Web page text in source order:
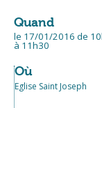
Quand
le 17/01/2016 de
à 11h30
Où
Eglise Saint Joseph